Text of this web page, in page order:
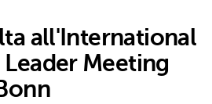
all'International
Meeting